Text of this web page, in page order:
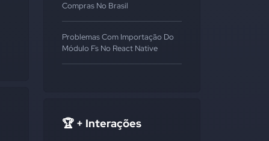
Compras No Brasil
Problemas Com Importação Do
Módulo Fs No React Native
🏆 + Interações